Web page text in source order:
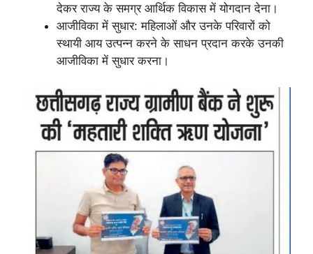
देकर राज्य के समग्र आर्थिक विकास में योगदान देना।
आजीविका में सुधार: महिलाओं और उनके परिवारों को
स्थायी आय उत्पन्न करने के साधन प्रदान करके उनकी
आजीविका में सुधार करना।